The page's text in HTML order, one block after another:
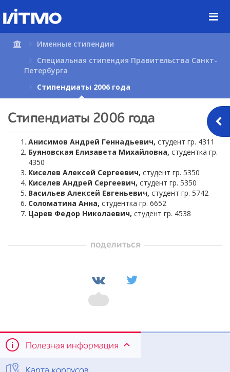
содержимому
страницы.
Именные стипендии
Специальная стипендия Правительства Санкт-
Петербурга
Стипендиаты 2006 года
Стипендиаты 2006 года
Анисимов Андрей Геннадьевич, студент гр. 4311
Буяновская Елизавета Михайловна, студентка гр.
4350
Киселев Алексей Сергеевич, студент гр. 5350
Киселев Андрей Сергеевич, студент гр. 5350
Васильев Алексей Евгеньевич, студент гр. 5742
Соломатина Анна, студентка гр. 6652
Царев Федор Николаевич, студент гр. 4538
поделиться
Полезная информация